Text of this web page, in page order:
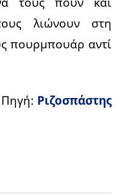
λιώνουν στη
πουρμπουάρ αντί
Πηγή: Ριζοσπάστης